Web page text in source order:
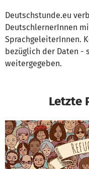
Deutschstunde.eu
DeutschlernerInnen
SprachgeleiterInnen.
bezüglich der Daten -
weitergegeben.
Letzte